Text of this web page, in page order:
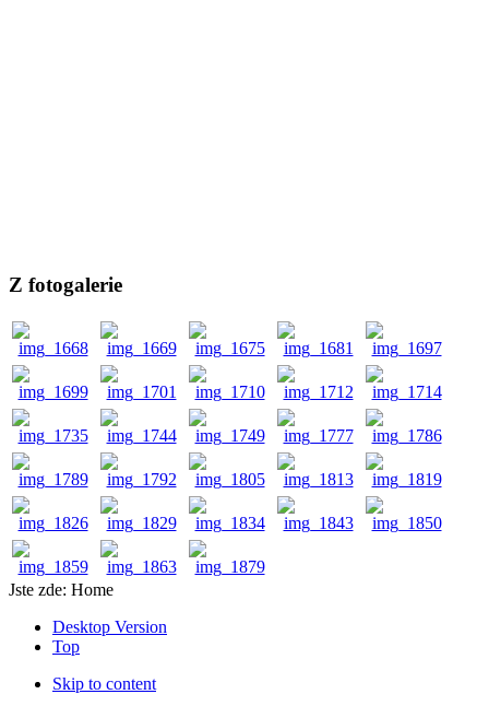
Z fotogalerie
Jste zde: Home
Desktop Version
Top
Skip to content